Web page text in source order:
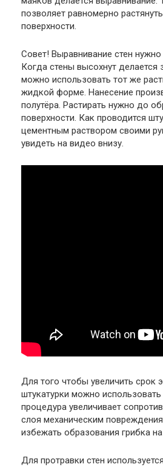
позволяет равномерно
поверхности.
Совет! Выравнивание стен
Когда стены высохнут делается
можно использовать тот же
жидкой форме. Нанесение
полутёра. Растирать нужно до
поверхности. Как проводится
цементным раствором своими
увидеть на видео внизу.
Для того чтобы увеличить срок
штукатурки можно
процедура увеличивает
слоя механическим
избежать образования грибка
Для протравки стен